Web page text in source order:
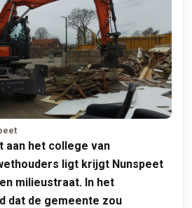
aan het college van
ligt krijgt Nunspeet
milieustraat. In het
dat de gemeente zou